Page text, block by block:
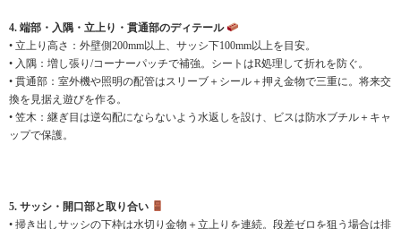
4. 端部・入隅・立上り・貫通部のディテール
• 立上り高さ：外壁側200mm以上、サッシ下100mm以上を目安。
• 入隅：増し張り/コーナーパッチで補強。シートはR処理して折れを防ぐ。
• 貫通部：室外機や照明の配管はスリーブ＋シール＋押え金物で三重に。将来交
換を見据え遊びを作る。
• 笠木：継ぎ目は逆勾配にならないよう水返しを設け、ビスは防水ブチル＋キャ
ップで保護。
5. サッシ・開口部と取り合い
• 掃き出しサッシの下枠は水切り金物＋立上りを連続。段差ゼロを狙う場合は排